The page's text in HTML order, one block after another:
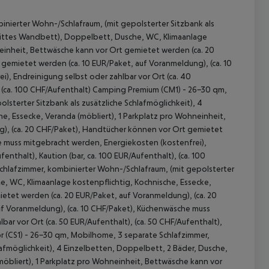
Wohn-/Schlafraum, (mit gepolsterter Sitzbank als
Wandbett), Doppelbett, Dusche, WC, Klimaanlage
Bettwäsche kann vor Ort gemietet werden (ca. 20
werden (ca. 10 EUR/Paket, auf Voranmeldung), (ca. 10
Endreinigung selbst oder zahlbar vor Ort (ca. 40
100 CHF/Aufenthalt) Camping Premium (CM1) - 26-30 qm,
Sitzbank als zusätzliche Schlafmöglichkeit), 4
Essecke, Veranda (möbliert), 1 Parkplatz pro Wohneinheit,
(ca. 20 CHF/Paket), Handtücher können vor Ort gemietet
muss mitgebracht werden, Energiekosten (kostenfrei),
Kaution (bar, ca. 100 EUR/Aufenthalt), (ca. 100
kombinierter Wohn-/Schlafraum, (mit gepolsterter
Klimaanlage kostenpflichtig, Kochnische, Essecke,
werden (ca. 20 EUR/Paket, auf Voranmeldung), (ca. 20
(ca. 10 CHF/Paket), Küchenwäsche muss
vor Ort (ca. 50 EUR/Aufenthalt), (ca. 50 CHF/Aufenthalt),
- 26-30 qm, Mobilhome, 3 separate Schlafzimmer,
4 Einzelbetten, Doppelbett, 2 Bäder, Dusche,
1 Parkplatz pro Wohneinheit, Bettwäsche kann vor